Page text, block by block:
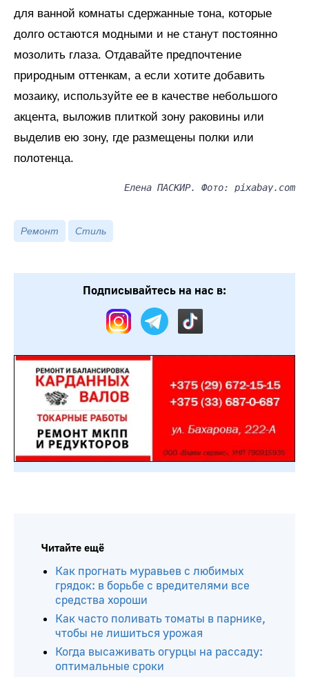
для ванной комнаты сдержанные тона, которые
долго остаются модными и не станут постоянно
мозолить глаза. Отдавайте предпочтение
природным оттенкам, а если хотите добавить
мозаику, используйте ее в качестве небольшого
акцента, выложив плиткой зону раковины или
выделив ею зону, где размещены полки или
полотенца.
Елена ПАСКИР. Фото: pixabay.com
Ремонт Стиль
Подписывайтесь на нас в:
Читайте ещё
Как прогнать муравьев с любимых
грядок: в борьбе с вредителями все
средства хороши
Как часто поливать томаты в парнике,
чтобы не лишиться урожая
Когда высаживать огурцы на рассаду:
оптимальные сроки